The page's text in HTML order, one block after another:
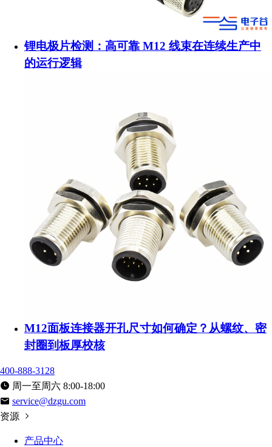
锂电极片检测：高可靠 M12 线束在连续生产中
的运行逻辑
M12面板连接器开孔尺寸如何确定？从螺纹、密
封圈到板厚校核
400-888-3128
周一至周六 8:00-18:00
service@dzgu.com
资源
产品中心